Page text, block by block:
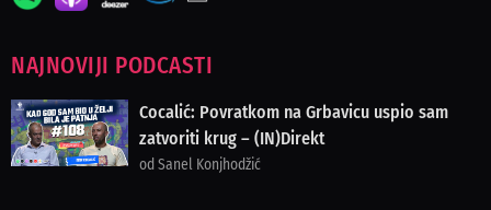
NAJNOVIJI PODCASTI
Cocalić: Povratkom na Grbavicu uspio sam
zatvoriti krug – (IN)Direkt
od Sanel Konjhodžić